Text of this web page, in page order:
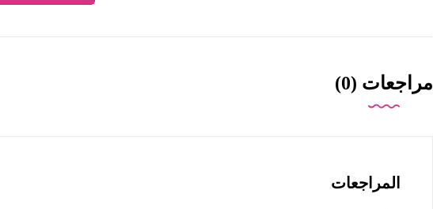
مراجعات (0)
المراجعات